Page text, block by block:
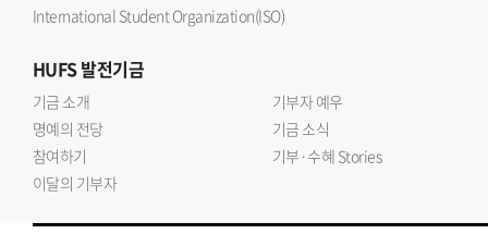
International Student Organization(ISO)
HUFS발전기금
기금 소개
기부자 예우
명예의 전당
기금 소식
참여하기
기부·수혜 Stories
이달의 기부자